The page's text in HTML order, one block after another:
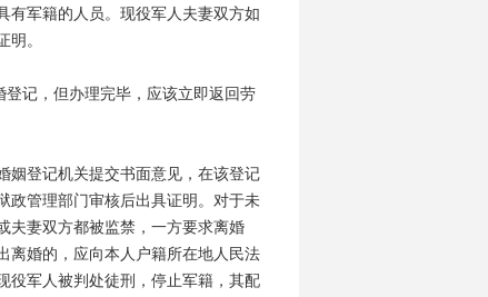
军籍的人员。现役军人夫妻双方如
。
记，但办理完毕，应该立即返回劳
登记机关提交书面意见，在该登记
政管理部门审核后出具证明。对于未
夫妻双方都被监禁，一方要求离婚
离婚的，应向本人户籍所在地人民法
役军人被判处徒刑，停止军籍，其配